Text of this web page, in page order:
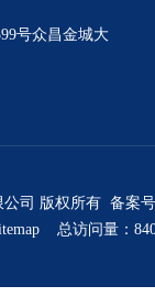
号众昌金城大
公司 版权所有 备案
总访问量：